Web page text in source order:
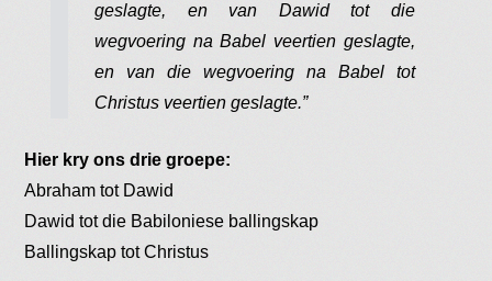
geslagte, en van Dawid tot die
wegvoering na Babel veertien geslagte,
en van die wegvoering na Babel tot
Christus veertien geslagte.”
Hier kry ons drie groepe:
Abraham tot Dawid
Dawid tot die Babiloniese ballingskap
Ballingskap tot Christus